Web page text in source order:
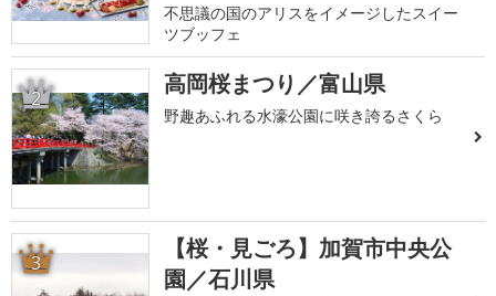
不思議の国のアリスをイメージしたスイー
ツブッフェ
2 高岡桜まつり／富山県
野趣あふれる水濠公園に咲き誇るさくら
3
【桜・見ごろ】加賀市中央公
園／石川県